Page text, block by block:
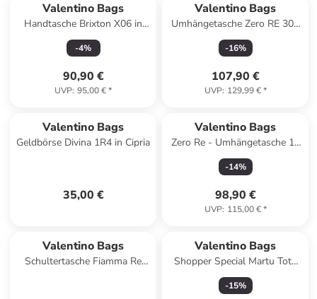
Valentino Bags
Handtasche Brixton X06 in
Ecru
-4%
90,90 €
UVP: 95,00 €*
Valentino Bags
Umhängetasche Zero RE 307
in Beige
-16%
107,90 €
UVP: 129,99 €*
Valentino Bags
Geldbörse Divina 1R4 in Cipria
35,00 €
Valentino Bags
Zero Re - Umhängetasche 18
cm (cuoio) in nero
-14%
98,90 €
UVP: 115,00 €*
Valentino Bags
Schultertasche Fiamma Re
Valentino Bags
Shopper Special Martu Tote
D01 in Nero
-15%